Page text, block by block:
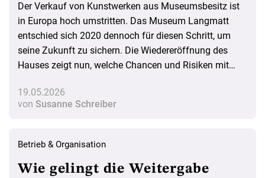
Der Verkauf von Kunstwerken aus Museumsbesitz ist
in Europa hoch umstritten. Das Museum Langmatt
entschied sich 2020 dennoch für diesen Schritt, um
seine Zukunft zu sichern. Die Wiedereröffnung des
Hauses zeigt nun, welche Chancen und Risiken mit
19.05.2026
von Susanne Schreiber
Betrieb & Organisation
Wie gelingt die Weitergabe